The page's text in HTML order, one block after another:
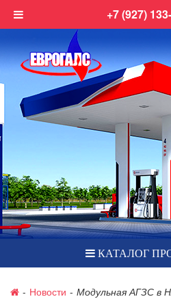
+7 (927)
КАТАЛОГ
- Новости - Модульная АГЗС в